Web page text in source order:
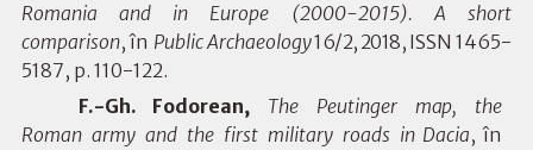
Romania and in Europe (2000-2015). A short
comparison, în PublicArchaeology16/2, 2018, ISSN 1465-
5187, p. 110-122.
F.-Gh. Fod orean, The Peutinger map, the
Roman army and the first military roads in Dacia, în